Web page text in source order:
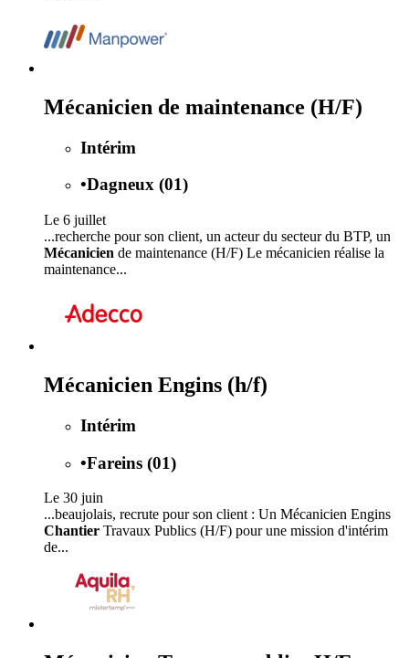
Mécanicien de maintenance (H/F)
Intérim
•Dagneux (01)
Le 6 juillet
...recherche pour son client, un acteur du secteur du BTP, un
Mécanicien de maintenance (H/F) Le mécanicien réalise la
maintenance...
Mécanicien Engins (h/f)
Intérim
•Fareins (01)
Le 30 juin
...beaujolais, recrute pour son client : Un Mécanicien Engins
Chantier Travaux Publics (H/F) pour une mission d'intérim
de...